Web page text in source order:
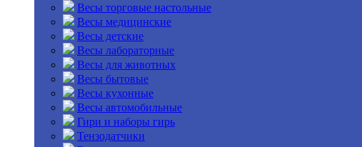
Весы торговые настольные
Весы медицинские
Весы детские
Весы лабораторные
Весы для животных
Весы бытовые
Весы кухонные
Весы автомобильные
Гири и наборы гирь
Тензодатчики